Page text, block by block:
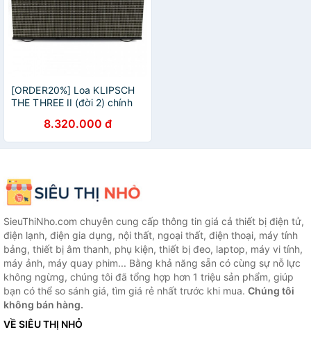
[ORDER20%] Loa KLIPSCH
THE THREE II (đời 2) chính
12 tháng.8.320.000 đ
SieuThiNho.com chuyên cung cấp thông tin giá cả thiết bị điện tử,
điện lạnh, điện gia dụng, nội thất, ngoại thất, điện thoại, máy tính
bảng, thiết bị âm thanh, phụ kiện, thiết bị đeo, laptop, máy vi tính,
máy ảnh, máy quay phim... Bằng khả năng sẵn có cùng sự nỗ lực
không ngừng, chúng tôi đã tổng hợp hơn 1 triệu sản phẩm, giúp
bạn có thể so sánh giá, tìm giá rẻ nhất trước khi mua. Chúng tôi
không bán hàng.
VỀ SIÊU THỊ NHỎ